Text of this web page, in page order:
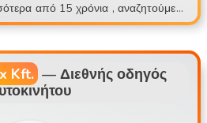
στο
ημερήσια απ
Kft.— Διεθνής οδηγός